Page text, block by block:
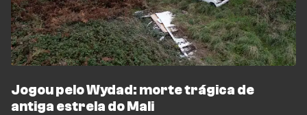
Jogou pelo Wydad: morte trágica de
antiga estrela do Mali